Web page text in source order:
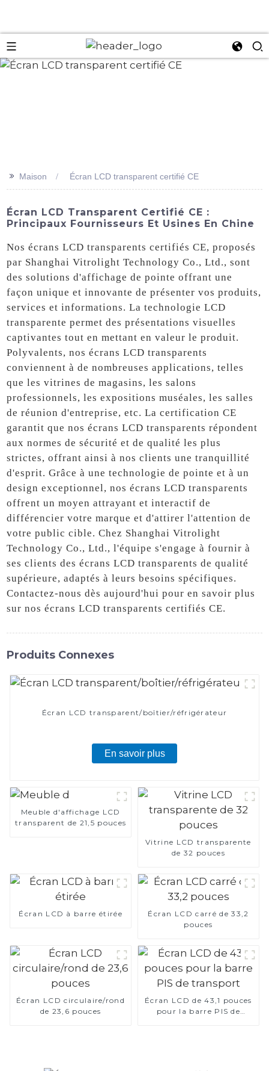
>> Maison Écran LCD transparent certifié CE
Écran LCD Transparent Certifié CE :
Principaux Fournisseurs Et Usines En Chine
Nos écrans LCD transparents certifiés CE, proposés
par Shanghai Vitrolight Technology Co., Ltd., sont
des solutions d'affichage de pointe offrant une
façon unique et innovante de présenter vos produits,
services et informations. La technologie LCD
transparente permet des présentations visuelles
captivantes tout en mettant en valeur le produit.
Polyvalents, nos écrans LCD transparents
conviennent à de nombreuses applications, telles
que les vitrines de magasins, les salons
professionnels, les expositions muséales, les salles
de réunion d'entreprise, etc. La certification CE
garantit que nos écrans LCD transparents répondent
aux normes de sécurité et de qualité les plus
strictes, offrant ainsi à nos clients une tranquillité
d'esprit. Grâce à une technologie de pointe et à un
design exceptionnel, nos écrans LCD transparents
offrent un moyen attrayant et interactif de
différencier votre marque et d'attirer l'attention de
votre public cible. Chez Shanghai Vitrolight
Technology Co., Ltd., l'équipe s'engage à fournir à
ses clients des écrans LCD transparents de qualité
supérieure, adaptés à leurs besoins spécifiques.
Contactez-nous dès aujourd'hui pour en savoir plus
sur nos écrans LCD transparents certifiés CE.
Produits Connexes
Écran LCD transparent/boîtier/réfrigérateur
En savoir plus
Meuble d'affichage LCD
transparent de 21,5 pouces
Vitrine LCD transparente
de 32 pouces
Écran LCD à barre étirée
Écran LCD carré de 33,2
pouces
Écran LCD circulaire/rond
de 23,6 pouces
Écran LCD de 43,1 pouces
pour la barre PIS de